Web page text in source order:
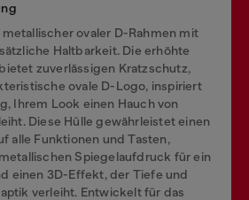
ovaler D-Rahmen mit
Haltbarkeit. Die erhöhte
zuverlässigen Kratzschutz,
ovale D-Logo, inspiriert
Ihrem Look einen Hauch von
Diese Hülle gewährleistet einen
alle Funktionen und Tasten,
Spiegelaufdruck für ein
einen 3D-Effekt, der Tiefe und
verleiht. Entwickelt für das